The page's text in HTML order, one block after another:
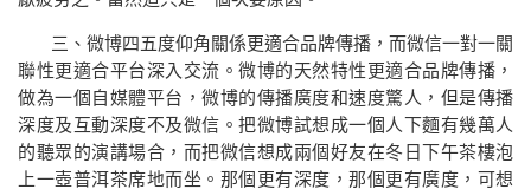
三、微博四五度仰角關係更適合品牌傳播，而微信一對一關
聯性更適合平台深入交流。微博的天然特性更適合品牌傳播，
做為一個自媒體平台，微博的傳播廣度和速度驚人，但是傳播
深度及互動深度不及微信。把微博試想成一個人下麵有幾萬人
的聽眾的演講場合，而把微信想成兩個好友在冬日下午茶樓泡
上一壺普洱茶席地而坐。那個更有深度，那個更有廣度，可想